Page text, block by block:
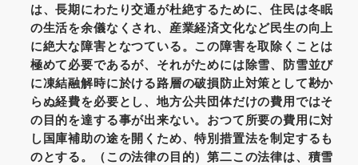
は、長期にわたり交通が杜絶するために、住民は冬眠
の生活を余儀なくされ、産業経済文化など民生の向上
に絶大な障害となつている。この障害を取除くことは
極めて必要であるが、それがためには除雪、防雪並び
に凍結融解時に於ける路層の破損防止対策として尠か
らぬ経費を必要とし、地方公共団体だけの費用ではそ
の目的を達する事が出来ない。おつて所要の費用に対
し国庫補助の途を開くため、特別措置法を制定するも
のとする。（この法律の目的）第二この法律は、積雪